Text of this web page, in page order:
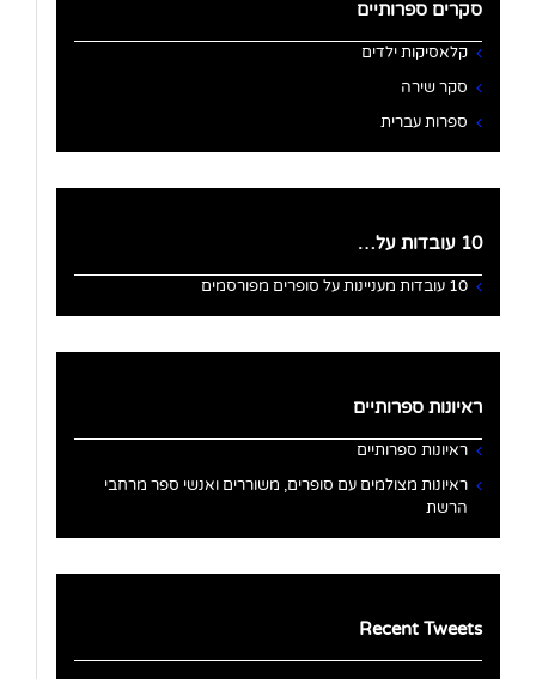
סקרים ספרותיים
קלאסיקות ילדים
סקר שירה
ספרות עברית
10 עובדות על…
10 עובדות מעניינות על סופרים מפורסמים
ראיונות ספרותיים
ראיונות ספרותיים
ראיונות מצולמים עם סופרים, משוררים ואנשי ספר מרחבי
הרשת
Recent Tweets